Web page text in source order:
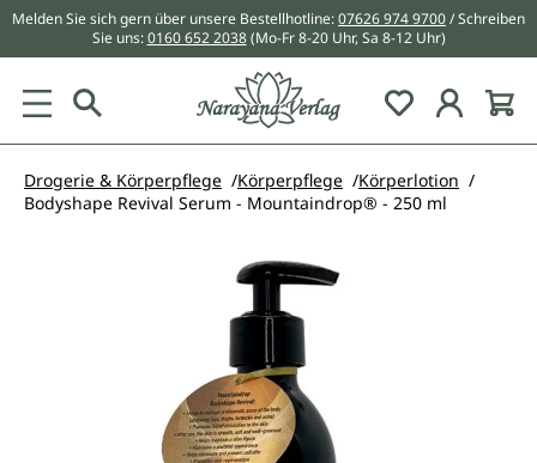
springen
Melden Sie sich gern über unsere Bestellhotline:07626 974 9700/ Schreiben
Sie uns:0160 652 2038 (Mo-Fr 8-20 Uhr, Sa 8-12 Uhr)
Du hast 0
Drogerie & Körperpflege Körperpflege
Körperlotion
Bodyshape Revival Serum - Mountaindrop® - 250 ml
Bildergalerie überspringen